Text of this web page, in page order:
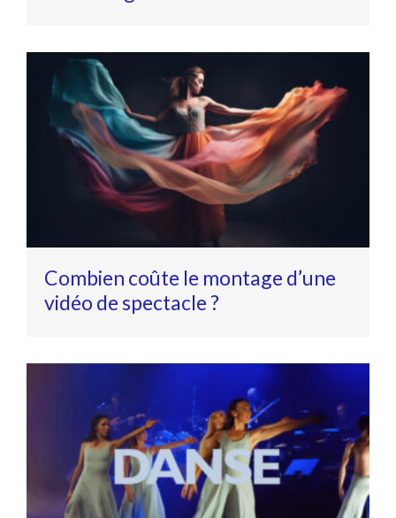
Combien coûte le montage d’une
vidéo de spectacle ?